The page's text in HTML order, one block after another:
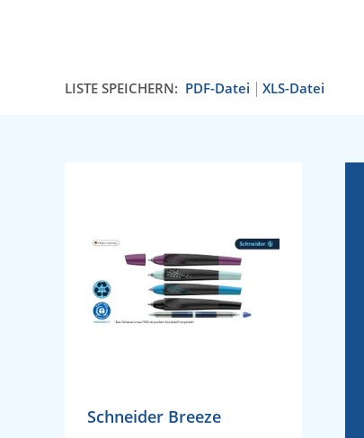
LISTE SPEICHERN: PDF-Datei XLS-Datei
Schneider Breeze